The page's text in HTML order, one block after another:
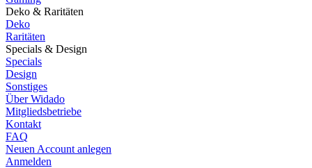
Deko & Raritäten
Deko
Raritäten
Specials & Design
Specials
Design
Sonstiges
Über Widado
Mitgliedsbetriebe
Kontakt
FAQ
Neuen Account anlegen
Anmelden